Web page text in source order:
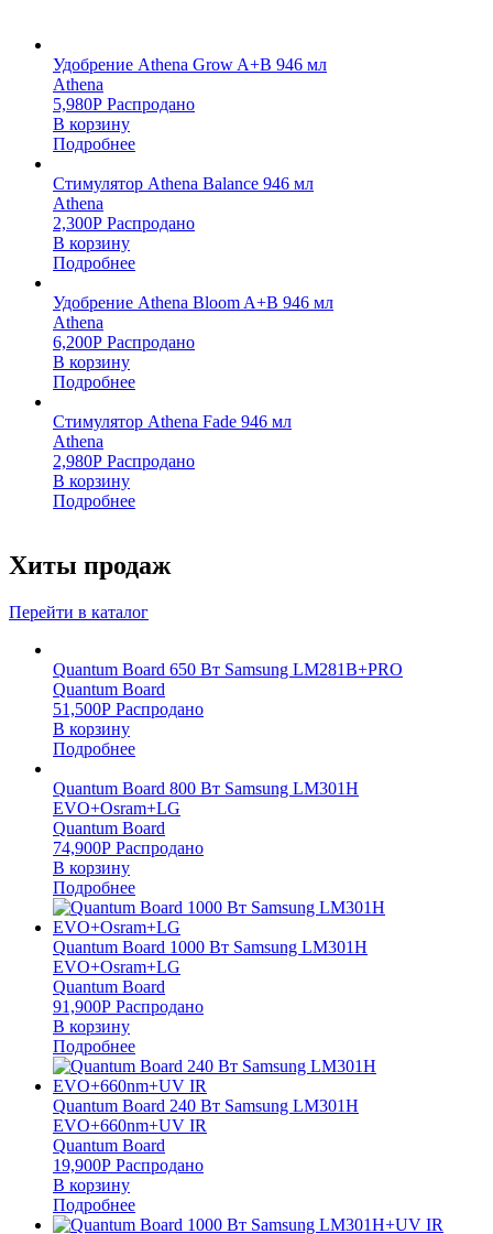
Удобрение Athena Grow A+B 946 мл
Athena
5,980Р Распродано
В корзину
Подробнее
Стимулятор Athena Balance 946 мл
Athena
2,300Р Распродано
В корзину
Подробнее
Удобрение Athena Bloom A+B 946 мл
Athena
6,200Р Распродано
В корзину
Подробнее
Стимулятор Athena Fade 946 мл
Athena
2,980Р Распродано
В корзину
Подробнее
Хиты продаж
Перейти в каталог
Quantum Board 650 Вт Samsung LM281B+PRO
Quantum Board
51,500Р Распродано
В корзину
Подробнее
Quantum Board 800 Вт Samsung LM301H
EVO+Osram+LG
Quantum Board
74,900Р Распродано
В корзину
Подробнее
Quantum Board 1000 Вт Samsung LM301H
EVO+Osram+LG
Quantum Board
91,900Р Распродано
В корзину
Подробнее
Quantum Board 240 Вт Samsung LM301H
EVO+660nm+UV IR
Quantum Board
19,900Р Распродано
В корзину
Подробнее